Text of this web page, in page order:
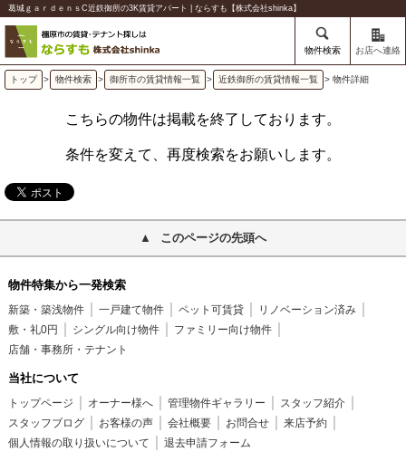
葛城ｇａｒｄｅｎｓC近鉄御所の3K賃貸アパート | ならすも【株式会社shinka】
物件検索 お店へ連絡
トップ > 物件検索 > 御所市の賃貸情報一覧 > 近鉄御所の賃貸情報一覧 > 物件詳細
こちらの物件は掲載を終了しております。
条件を変えて、再度検索をお願いします。
このページの先頭へ
物件特集から一発検索
新築・築浅物件 一戸建て物件 ペット可賃貸
リノベーション済み
敷・礼0円
シングル向け物件
ファミリー向け物件
店舗・事務所・テナント
当社について
トップページ オーナー様へ 管理物件ギャラリー
スタッフ紹介
スタッフブログ
お客様の声 会社概要 お問合せ
来店予約
個人情報の取り扱いについて
退去申請フォーム